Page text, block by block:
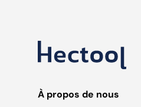
À propos de nous